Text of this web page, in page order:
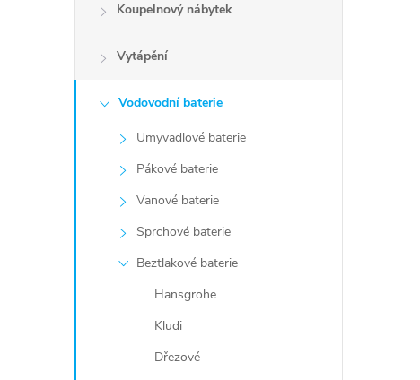
Koupelnový nábytek
Vytápění
Vodovodní baterie
Umyvadlové baterie
Pákové baterie
Vanové baterie
Sprchové baterie
Beztlakové baterie
Hansgrohe
Kludi
Dřezové